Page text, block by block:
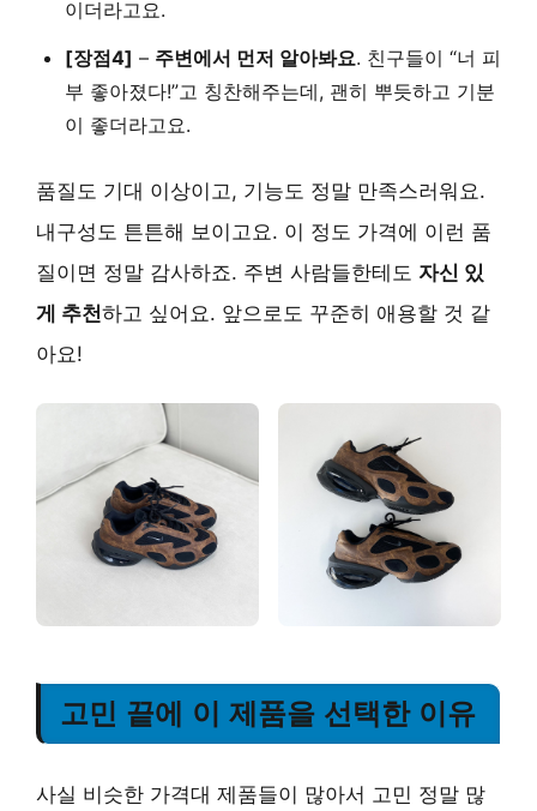
이더라고요.
[장점4] – 주변에서 먼저 알아봐요. 친구들이 “너 피
부 좋아졌다!”고 칭찬해주는데, 괜히 뿌듯하고 기분
이 좋더라고요.
품질도 기대 이상이고, 기능도 정말 만족스러워요.
내구성도 튼튼해 보이고요. 이 정도 가격에 이런 품
질이면 정말 감사하죠. 주변 사람들한테도 자신 있
게 추천하고 싶어요. 앞으로도 꾸준히 애용할 것 같
아요!
고민 끝에 이 제품을 선택한 이유
사실 비슷한 가격대 제품들이 많아서 고민 정말 많